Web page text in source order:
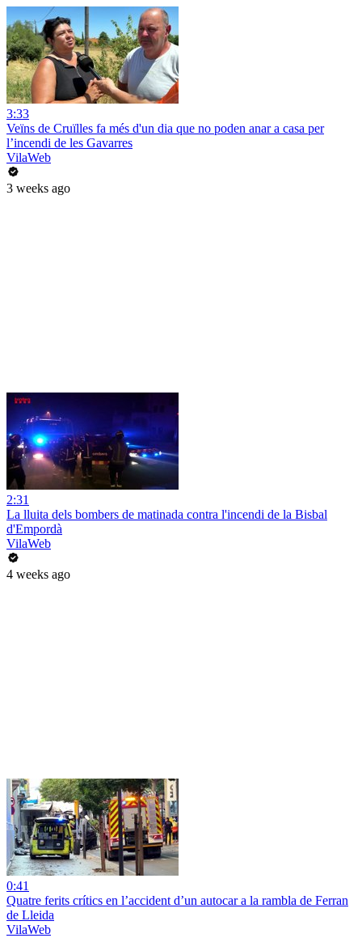
3:33
Veïns de Cruïlles fa més d'un dia que no poden anar a casa per
l’incendi de les Gavarres
VilaWeb
3 weeks ago
2:31
La lluita dels bombers de matinada contra l'incendi de la Bisbal
d'Empordà
VilaWeb
4 weeks ago
0:41
Quatre ferits crítics en l’accident d’un autocar a la rambla de Ferran
de Lleida
VilaWeb